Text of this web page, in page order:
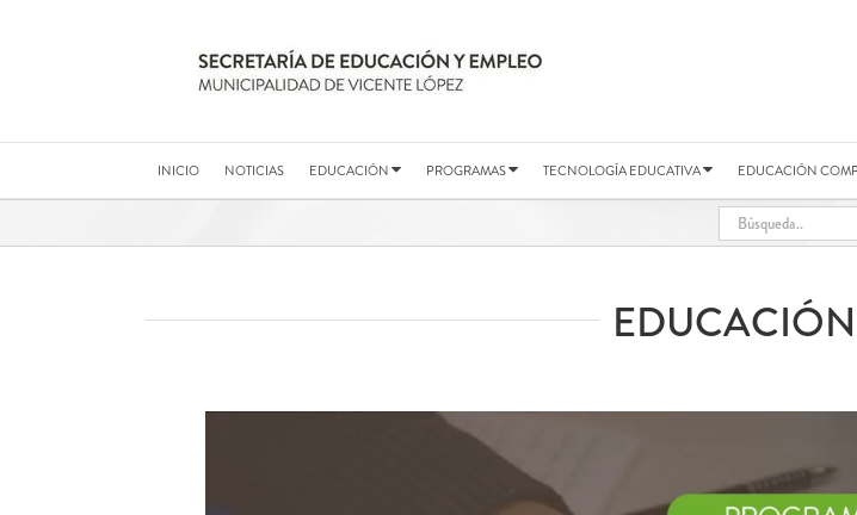
INICIO NOTICIAS EDUCACIÓN PROGRAMAS TECNOLOGÍA EDUCATIVA EDUCACIÓN